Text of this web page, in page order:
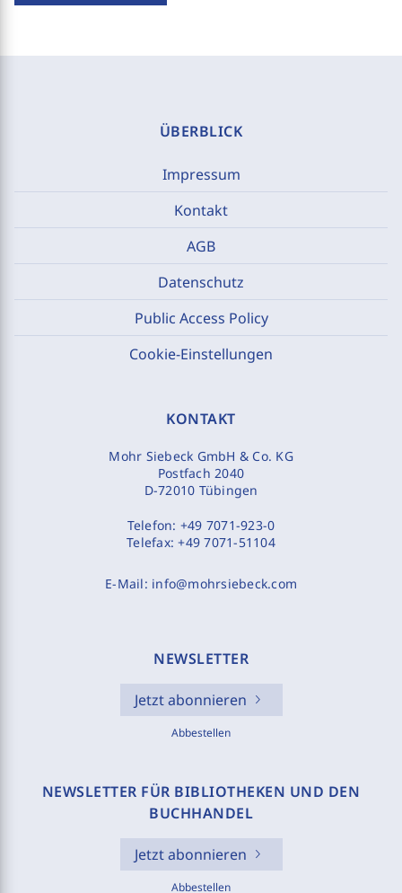
ÜBERBLICK
Impressum
Kontakt
AGB
Datenschutz
Public Access Policy
Cookie-Einstellungen
KONTAKT
Mohr Siebeck GmbH & Co. KG
Postfach 2040
D-72010 Tübingen
Telefon: +49 7071-923-0
Telefax:+49 7071-51104
E-Mail: info@mohrsiebeck.com
NEWSLETTER
Jetzt abonnieren
Abbestellen
NEWSLETTER FÜR BIBLIOTHEKEN UND DEN
BUCHHANDEL
Jetzt abonnieren
Abbestellen